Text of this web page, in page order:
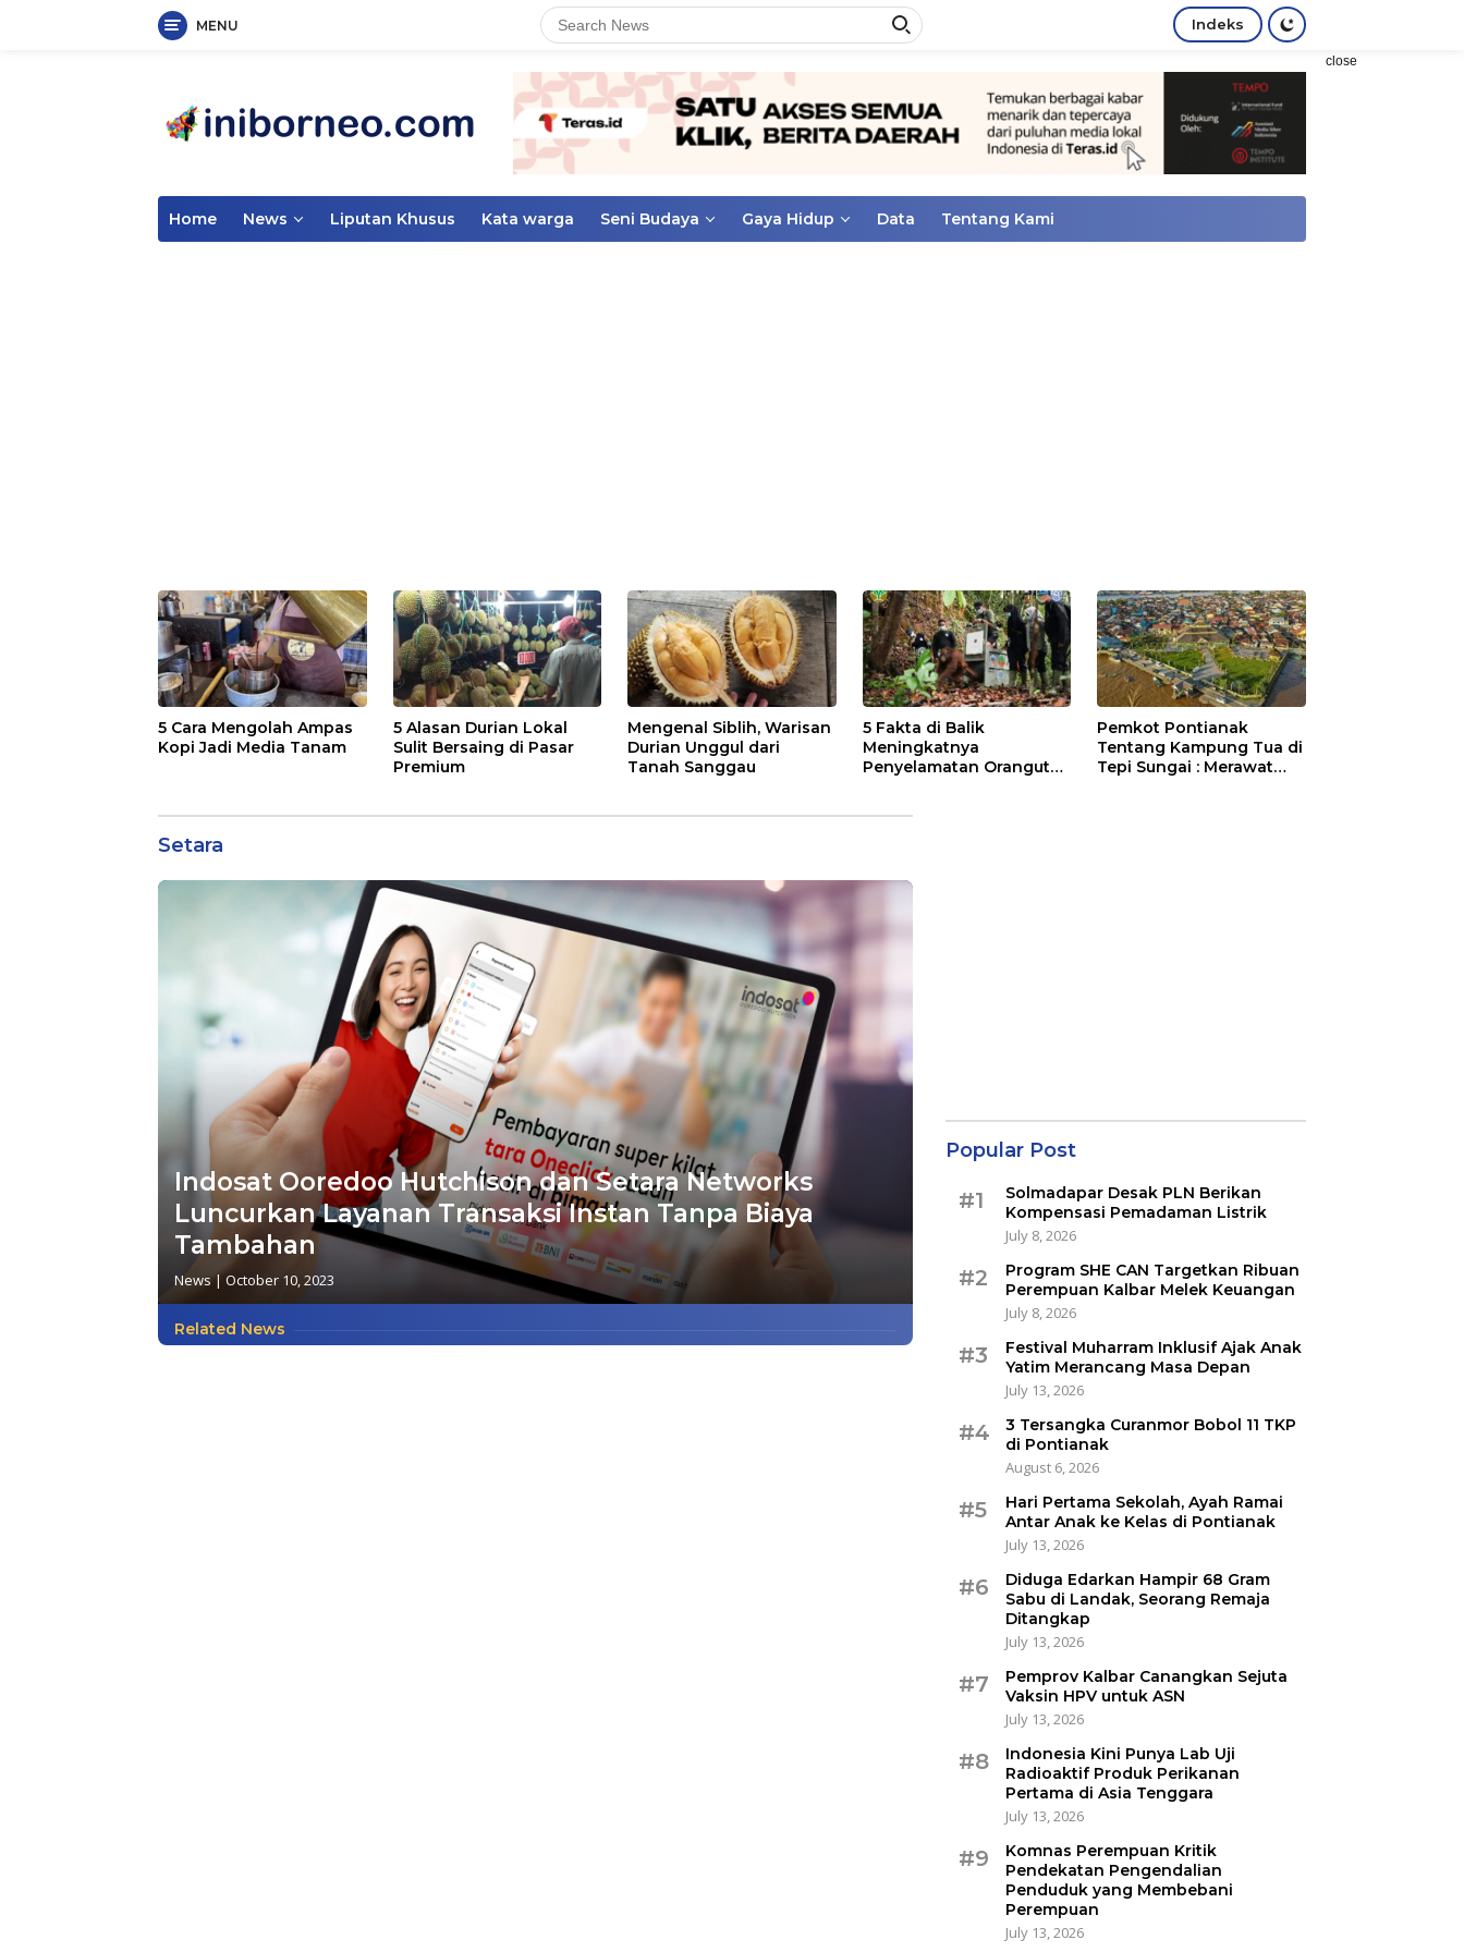
MENU Indeks
close
Home News Liputan Khusus Kata warga Seni Budaya Gaya Hidup Data Tentang Kami
5 Cara Mengolah Ampas
Kopi Jadi Media Tanam
5 Alasan Durian Lokal
Sulit Bersaing di Pasar
Premium
Mengenal Siblih, Warisan
Durian Unggul dari
Tanah Sanggau
5 Fakta di Balik
Meningkatnya
Penyelamatan Orangutan
Pemkot Pontianak
Tentang Kampung Tua di
Tepi Sungai : Merawat
Setara
Indosat Ooredoo Hutchison dan Setara Networks
Luncurkan Layanan Transaksi Instan Tanpa Biaya
Tambahan
News| October 10, 2023
Related News
Popular Post
#1
Solmadapar Desak PLN Berikan
Kompensasi Pemadaman Listrik
July 8, 2026
#2
Program SHE CAN Targetkan Ribuan
Perempuan Kalbar Melek Keuangan
July 8, 2026
#3
Festival Muharram Inklusif Ajak Anak
Yatim Merancang Masa Depan
July 13, 2026
#4
3 Tersangka Curanmor Bobol 11 TKP
di Pontianak
August 6, 2026
#5
Hari Pertama Sekolah, Ayah Ramai
Antar Anak ke Kelas di Pontianak
July 13, 2026
#6
Diduga Edarkan Hampir 68 Gram
Sabu di Landak, Seorang Remaja
Ditangkap
July 13, 2026
#7
Pemprov Kalbar Canangkan Sejuta
Vaksin HPV untuk ASN
July 13, 2026
#8
Indonesia Kini Punya Lab Uji
Radioaktif Produk Perikanan
Pertama di Asia Tenggara
July 13, 2026
#9
Komnas Perempuan Kritik
Pendekatan Pengendalian
Penduduk yang Membebani
Perempuan
July 13, 2026